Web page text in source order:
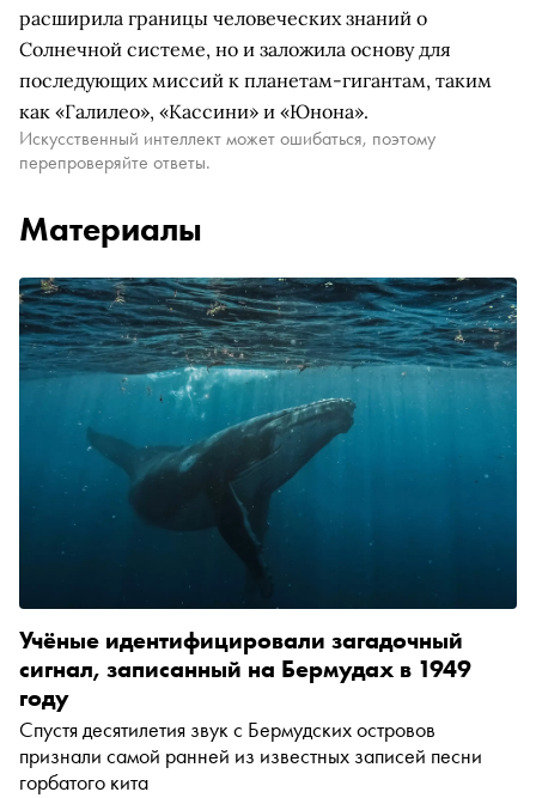
расширила границы человеческих знаний о
Солнечной системе, но и заложила основу для
последующих миссий к планетам-гигантам, таким
как «Галилео», «Кассини» и «Юнона».
Искусственный интеллект может ошибаться, поэтому
перепроверяйте ответы.
Материалы
Учёные идентифицировали загадочный
сигнал, записанный на Бермудах в 1949
году
Спустя десятилетия звук с Бермудских островов
признали самой ранней из известных записей песни
горбатого кита